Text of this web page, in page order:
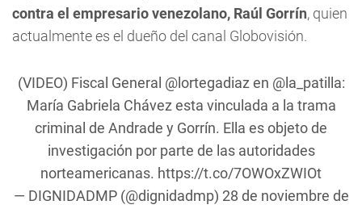
contra el empresario venezolano, Raúl Gorrín, quien
actualmente es el dueño del canal Globovisión.
(VIDEO) Fiscal General @lortegadiaz en @la_patilla:
María Gabriela Chávez esta vinculada a la trama
criminal de Andrade y Gorrín. Ella es objeto de
investigación por parte de las autoridades
norteamericanas. https://t.co/7OWOxZWIOt
— DIGNIDADMP (@dignidadmp) 28 de noviembre de